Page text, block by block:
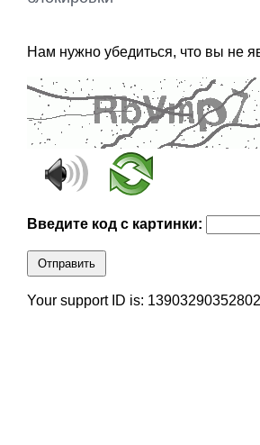
Нам нужно убедиться, что вы не
Введите код с картинки:
Отправить
Your support ID is: